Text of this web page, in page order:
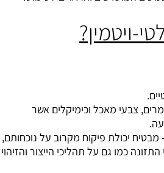
ויטמין?
צבעי מאכל וכימיקלים אשר
יכולת פיקוח מקרוב על נוכחותם,
כמו גם על תהליכי הייצור והזיהוי